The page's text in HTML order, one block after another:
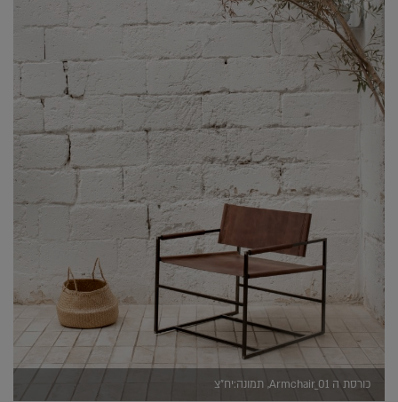
כורסת ה Armchair_01, תמונה:יח"צ